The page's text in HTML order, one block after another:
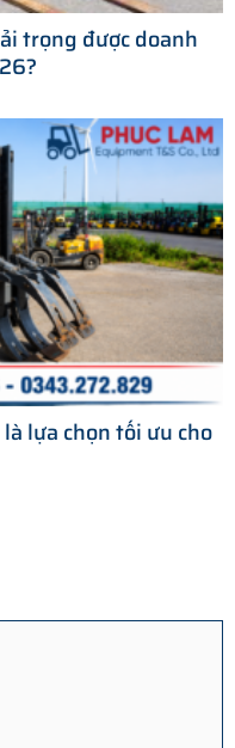
trọng được doanh
lựa chọn tối ưu cho